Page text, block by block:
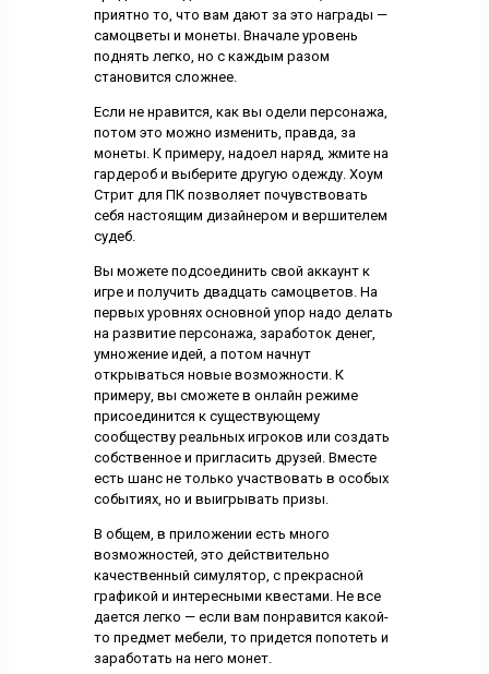
приятно то, что вам дают за это награды —
самоцветы и монеты. Вначале уровень
поднять легко, но с каждым разом
становится сложнее.
Если не нравится, как вы одели персонажа,
потом это можно изменить, правда, за
монеты. К примеру, надоел наряд, жмите на
гардероб и выберите другую одежду. Хоум
Стрит для ПК позволяет почувствовать
себя настоящим дизайнером и вершителем
судеб.
Вы можете подсоединить свой аккаунт к
игре и получить двадцать самоцветов. На
первых уровнях основной упор надо делать
на развитие персонажа, заработок денег,
умножение идей, а потом начнут
открываться новые возможности. К
примеру, вы сможете в онлайн режиме
присоединится к существующему
сообществу реальных игроков или создать
собственное и пригласить друзей. Вместе
есть шанс не только участвовать в особых
событиях, но и выигрывать призы.
В общем, в приложении есть много
возможностей, это действительно
качественный симулятор, с прекрасной
графикой и интересными квестами. Не все
дается легко — если вам понравится какой-
то предмет мебели, то придется попотеть и
заработать на него монет.